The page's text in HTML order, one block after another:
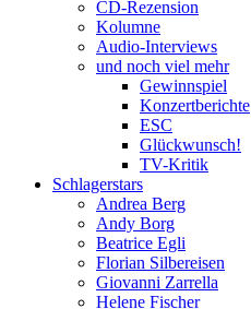
CD-Rezension
Kolumne
Audio-Interviews
und noch viel mehr
Gewinnspiel
Konzertberichte
ESC
Glückwunsch!
TV-Kritik
Schlagerstars
Andrea Berg
Andy Borg
Beatrice Egli
Florian Silbereisen
Giovanni Zarrella
Helene Fischer